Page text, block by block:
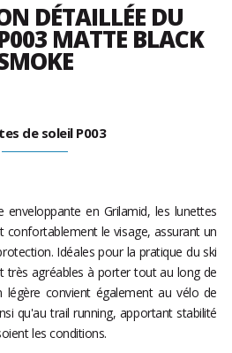
DÉTAILLÉE DU
MATTE BLACK
de soleil P003
en Grilamid, les lunettes
confortablement le visage, assurant un
Idéales pour la pratique du ski
très agréables à porter tout au long de
légère convient également au vélo de
qu'au trail running, apportant stabilité
les conditions.